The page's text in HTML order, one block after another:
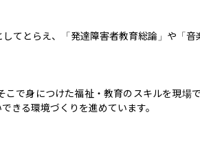
てとらえ、「発達障害者教育総論」や「
で身につけた福祉・教育のスキルを現場
きる環境づくりを進めています。